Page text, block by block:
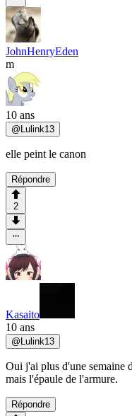
JohnHenryEden
m
10 ans
@ Lulink13
elle peint le canon
Répondre
2
Kasaito
10 ans
@ Lulink13
Oui j'ai plus d'une semaine
mais l'épaule de l'armure.
Répondre